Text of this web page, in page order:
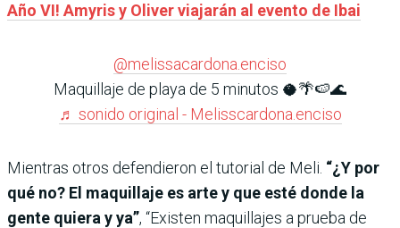
Año VI! Amyris y Oliver viajarán al evento de Ibai
@melissacardona.enciso
Maquillaje de playa de 5 minutos 🥥🌴🍉🌊
♬ sonido original - Melisscardona.enciso
Mientras otros defendieron el tutorial de Meli. “¿Y por
qué no? El maquillaje es arte y que esté donde la
gente quiera y ya”, “Existen maquillajes a prueba de